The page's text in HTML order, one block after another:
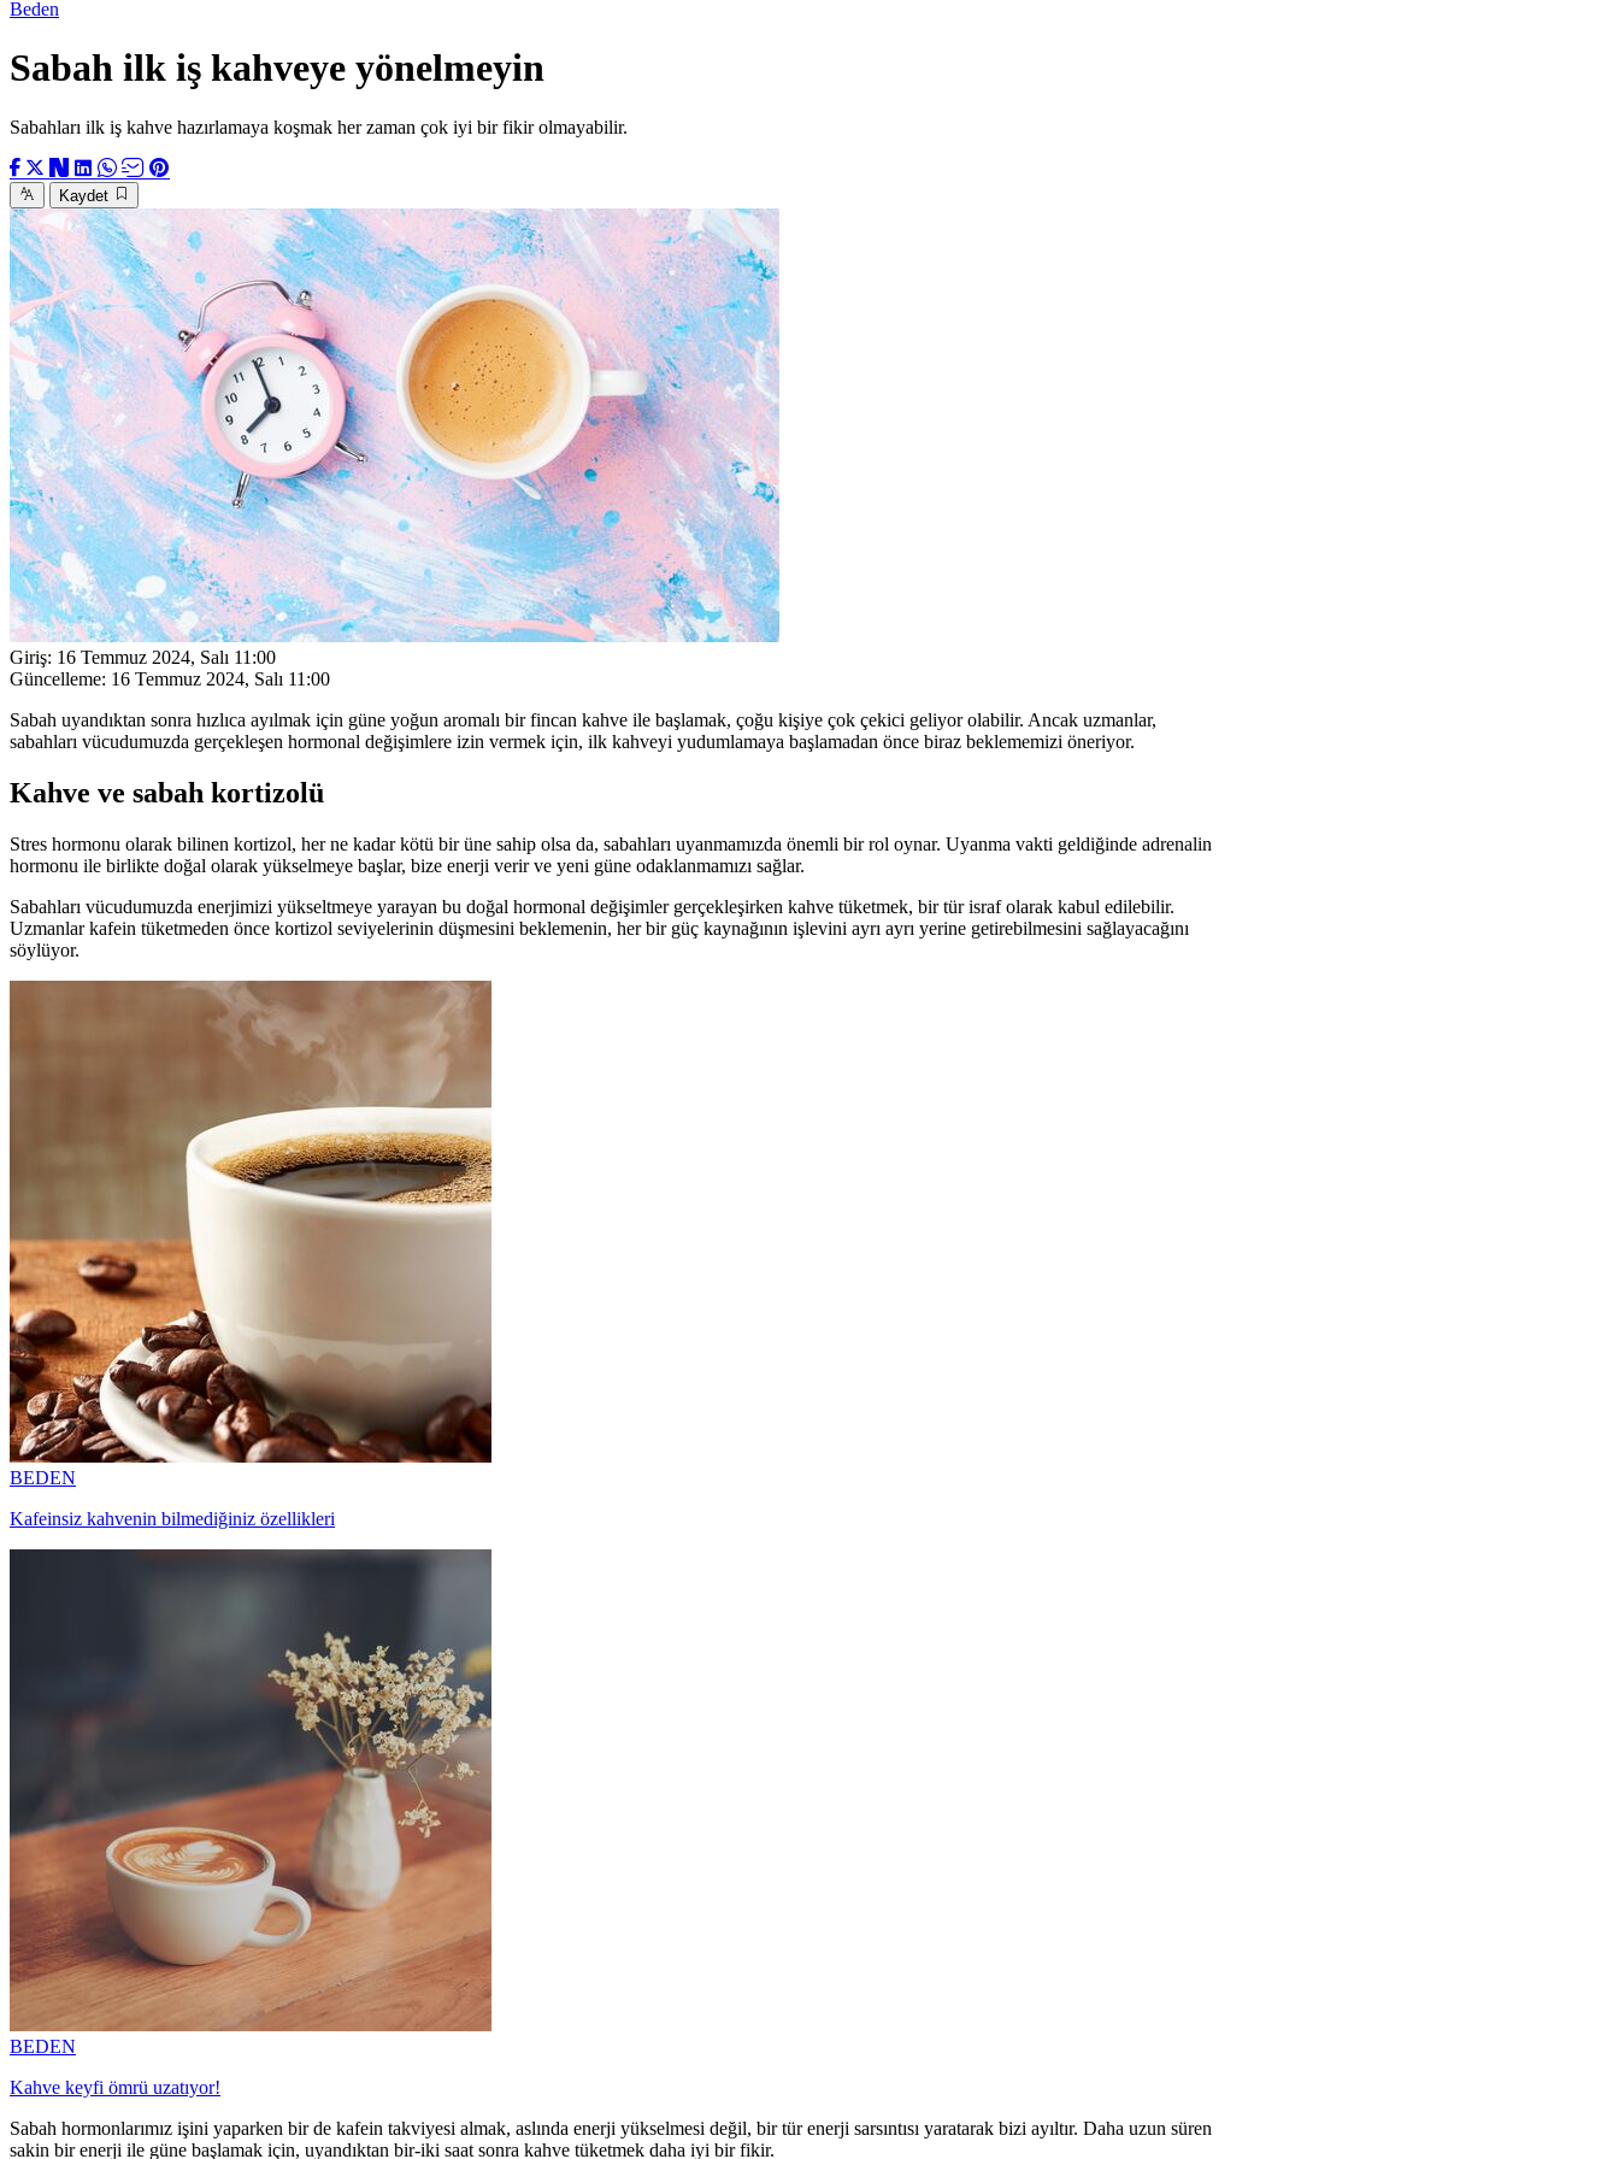
Beden
Sabah ilk iş kahveye yönelmeyin
Sabahları ilk iş kahve hazırlamaya koşmak her zaman çok iyi bir fikir olmayabilir.
Kaydet
Giriş: 16 Temmuz 2024, Salı 11:00
Güncelleme: 16 Temmuz 2024, Salı 11:00
Sabah uyandıktan sonra hızlıca ayılmak için güne yoğun aromalı bir fincan kahve ile başlamak, çoğu kişiye çok çekici geliyor olabilir. Ancak uzmanlar,
sabahları vücudumuzda gerçekleşen hormonal değişimlere izin vermek için, ilk kahveyi yudumlamaya başlamadan önce biraz beklememizi öneriyor.
Kahve ve sabah kortizolü
Stres hormonu olarak bilinen kortizol, her ne kadar kötü bir üne sahip olsa da, sabahları uyanmamızda önemli bir rol oynar. Uyanma vakti geldiğinde adrenalin
hormonu ile birlikte doğal olarak yükselmeye başlar, bize enerji verir ve yeni güne odaklanmamızı sağlar.
Sabahları vücudumuzda enerjimizi yükseltmeye yarayan bu doğal hormonal değişimler gerçekleşirken kahve tüketmek, bir tür israf olarak kabul edilebilir.
Uzmanlar kafein tüketmeden önce kortizol seviyelerinin düşmesini beklemenin, her bir güç kaynağının işlevini ayrı ayrı yerine getirebilmesini sağlayacağını
söylüyor.
BEDEN
Kafeinsiz kahvenin bilmediğiniz özellikleri
BEDEN
Kahve keyfi ömrü uzatıyor!
Sabah hormonlarımız işini yaparken bir de kafein takviyesi almak, aslında enerji yükselmesi değil, bir tür enerji sarsıntısı yaratarak bizi ayıltır. Daha uzun süren
sakin bir enerji ile güne başlamak için, uyandıktan bir-iki saat sonra kahve tüketmek daha iyi bir fikir.